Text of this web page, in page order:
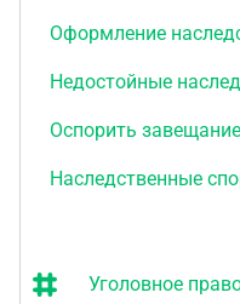
Оформление
Недостойные
Оспорить
Наследственные
Уголовное